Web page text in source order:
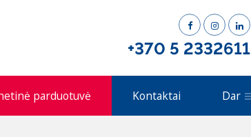
+370 5 2332611
parduotuvė Kontaktai Dar